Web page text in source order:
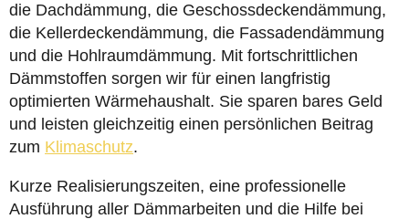
die Dachdämmung, die Geschossdeckendämmung,
die Kellerdeckendämmung, die Fassadendämmung
und die Hohlraumdämmung. Mit fortschrittlichen
Dämmstoffen sorgen wir für einen langfristig
optimierten Wärmehaushalt. Sie sparen bares Geld
und leisten gleichzeitig einen persönlichen Beitrag
zum Klimaschutz.
Kurze Realisierungszeiten, eine professionelle
Ausführung aller Dämmarbeiten und die Hilfe bei